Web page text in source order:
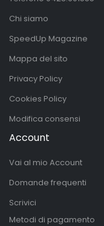
Chi siamo
SpeedUp Magazine
Mappa del sito
Privacy Policy
Cookies Policy
Modifica consensi
Account
Vai al mio Account
Domande frequenti
Scrivici
Metodi di pagamento